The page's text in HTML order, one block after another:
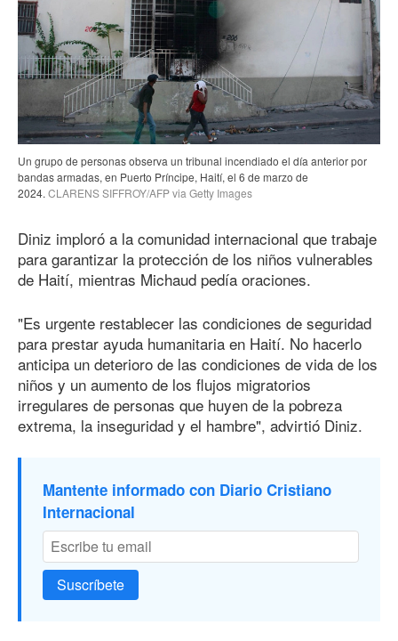
Un grupo de personas observa un tribunal incendiado el día anterior por
bandas armadas, en Puerto Príncipe, Haití, el 6 de marzo de
2024. CLARENS SIFFROY/AFP via Getty Images
Diniz imploró a la comunidad internacional que trabaje
para garantizar la protección de los niños vulnerables
de Haití, mientras Michaud pedía oraciones.
"Es urgente restablecer las condiciones de seguridad
para prestar ayuda humanitaria en Haití. No hacerlo
anticipa un deterioro de las condiciones de vida de los
niños y un aumento de los flujos migratorios
irregulares de personas que huyen de la pobreza
extrema, la inseguridad y el hambre", advirtió Diniz.
Mantente informado con Diario Cristiano
Internacional
Suscríbete